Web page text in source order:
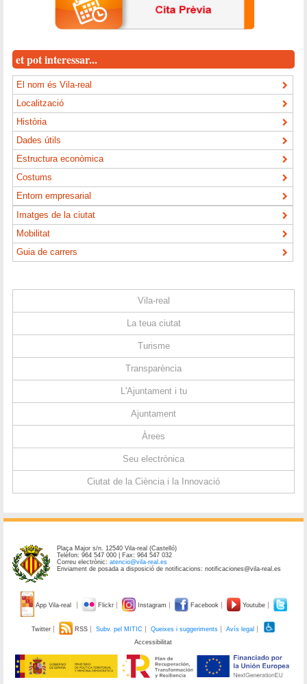
et pot interessar...
El nom és Vila-real
Localització
Història
Dades útils
Estructura econòmica
Costums
Entorn empresarial
Imatges de la ciutat
Mobilitat
Guia de carrers
Vila-real
La teua ciutat
Turisme
Transparència
L'Ajuntament i tu
Ajuntament
Àrees
Seu electrònica
Ciutat de la Ciència i la Innovació
Plaça Major s/n. 12540 Vila-real (Castelló)
Telèfon: 964 547 000 | Fax: 964 547 032
Correu electrònic:atencio@vila-real.es
Enviament de posada a disposició de notificacions: notificaciones@vila-real.es
App Vila-real Flickr Instagram Facebook Youtube
Twitter RSS Subv. pel MITIC Queixes i suggeriments
Avís legal
Accessibilitat